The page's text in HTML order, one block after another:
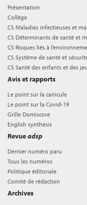
Présentation
Collège
CS Maladies infectieuses et
CS Déterminants de santé et
CS Risques liés à
CS Système de santé et
CS Santé des enfants et des
Avis et rapports
Le point sur la canicule
Le point sur la Covid-19
Grille Domiscore
English synthesis
Revueadsp
Dernier numéro paru
Tous les numéros
Politique éditoriale
Comité de rédaction
Archives